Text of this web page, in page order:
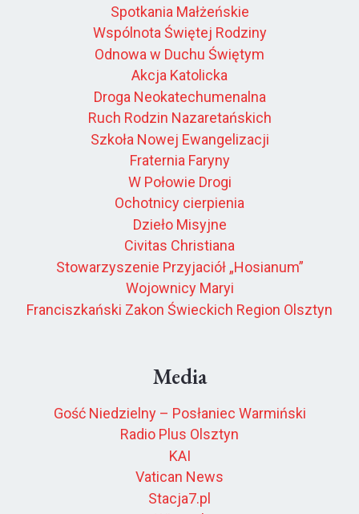
Spotkania Małżeńskie
Wspólnota Świętej Rodziny
Odnowa w Duchu Świętym
Akcja Katolicka
Droga Neokatechumenalna
Ruch Rodzin Nazaretańskich
Szkoła Nowej Ewangelizacji
Fraternia Faryny
W Połowie Drogi
Ochotnicy cierpienia
Dzieło Misyjne
Civitas Christiana
Stowarzyszenie Przyjaciół „Hosianum”
Wojownicy Maryi
Franciszkański Zakon Świeckich Region Olsztyn
Media
Gość Niedzielny – Posłaniec Warmiński
Radio Plus Olsztyn
KAI
Vatican News
Stacja7.pl